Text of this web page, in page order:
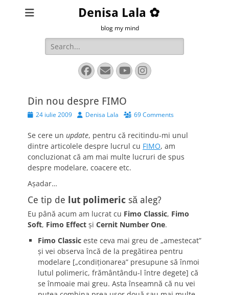
Denisa Lala ✿
blog my mind
Search
for:
Facebook
EmailYouTube
Instagram
Din nou despre FIMO
Posted24 iulie 2009 AuthorDenisa Lala 69 Comments
Se cere un update, pentru că recitindu-mi unul
dintre articolele despre lucrul cu FIMO, am
concluzionat că am mai multe lucruri de spus
despre modelare, coacere etc.
Aşadar…
Ce tip de lut polimeric să aleg?
Eu până acum am lucrat cu Fimo Classic, Fimo
Soft, Fimo Effect şi Cernit Number One.
Fimo Classic este ceva mai greu de „amestecat”
şi vei observa încă de la pregătirea pentru
modelare [„condiţionarea” presupune să înmoi
lutul polimeric, frământându-l între degete] că
se înmoaie mai greu. Asta înseamnă că nu vei